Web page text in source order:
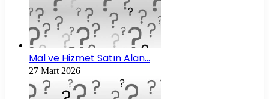
Mal ve Hizmet Satın Alan…
27 Mart 2026